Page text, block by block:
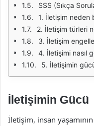
SSS (Sıkça
1. İletişim neden
2. İletişim türleri
3. İletişim
4. İletişimi nasıl
5. İletişimin
İletişimin Gücü
İletişim, insan